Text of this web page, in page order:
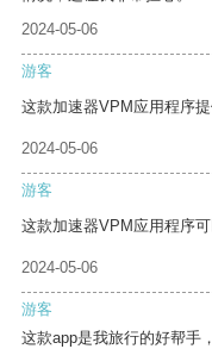
2024-05-06
游客
这款加速器VPM应用程序
2024-05-06
游客
这款加速器VPM应用程序
2024-05-06
游客
这款app是我旅行的好帮手